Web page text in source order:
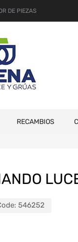
DE PIEZAS
RECAMBIOS
546252